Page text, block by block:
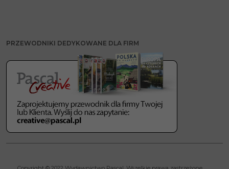
PRZEWODNIKI DEDYKOWANE DLA FIRM